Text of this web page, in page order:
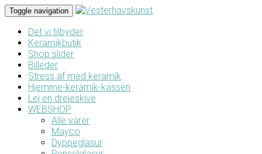
Toggle navigation
Det vi tilbyder
Keramikbutik
Shop slider
Billeder
Stress af med keramik
Hjemme-keramik-kassen
Lej en drejeskive
WEBSHOP
Alle varer
Mayco
Dyppeglasur